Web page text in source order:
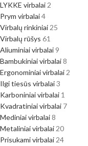
LYKKE virbalai 2
Prym virbalai4
Virbalų rinkiniai 25
Virbalų rūšys 61
Aliuminiai virbalai 9
Bambukiniai virbalai8
Ergonominiai virbalai 2
Ilgi tiesūs virbalai3
Karboniniai virbalai 1
Kvadratiniai virbalai 7
Mediniai virbalai8
Metaliniai virbalai 20
Prisukami virbalai 24